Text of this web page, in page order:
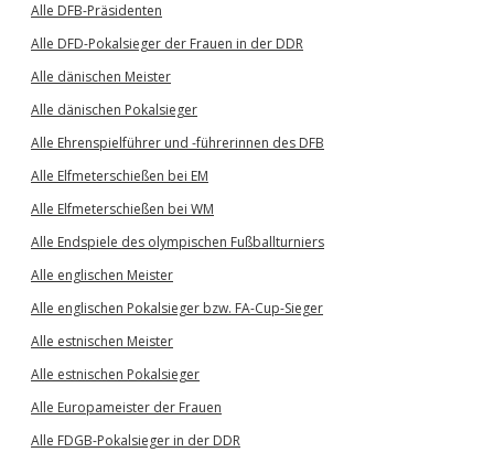
Alle DFB-Präsidenten
Alle DFD-Pokalsieger der Frauen in der DDR
Alle dänischen Meister
Alle dänischen Pokalsieger
Alle Ehrenspielführer und -führerinnen des DFB
Alle Elfmeterschießen bei EM
Alle Elfmeterschießen bei WM
Alle Endspiele des olympischen Fußballturniers
Alle englischen Meister
Alle englischen Pokalsieger bzw. FA-Cup-Sieger
Alle estnischen Meister
Alle estnischen Pokalsieger
Alle Europameister der Frauen
Alle FDGB-Pokalsieger in der DDR